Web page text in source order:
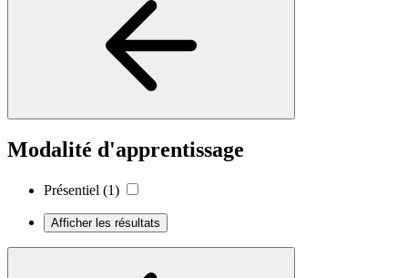
Modalité d'apprentissage
Présentiel (1)
Afficher les résultats